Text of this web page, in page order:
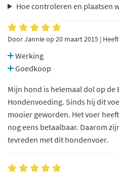
Hoe controleren en plaatsen
Door Jannie op 20 maart 2015 |
Werking
Goedkoop
Mijn hond is helemaal dol op
Hondenvoeding. Sinds hij dit
mooier geworden. Het voer
nog eens betaalbaar. Daarom
tevreden met dit hondenvoer.